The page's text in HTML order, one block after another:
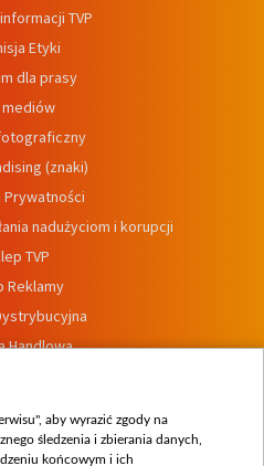
TVP
Etyki
dla prasy
mediów
(znaki)
nadużyciom i korupcji
TVP
Reklamy
Handlowa
wewnętrznych
aby wyrazić zgody na
śledzenia i zbierania danych,
końcowym i ich